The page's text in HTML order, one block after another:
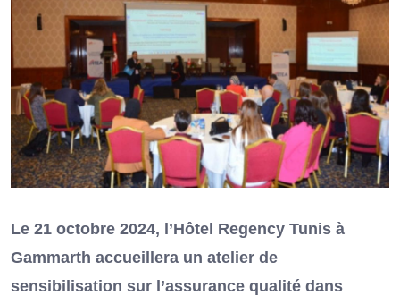
Le 21 octobre 2024, l’Hôtel Regency Tunis à
Gammarth accueillera un atelier de
sensibilisation sur l’assurance qualité dans